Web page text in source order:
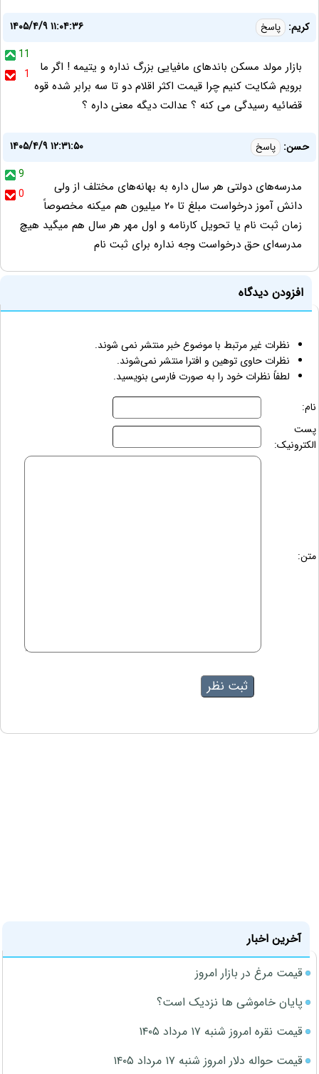
کریم: پاسخ
۱۴۰۵/۴/۹ ۱۱:۰۴:۳۶
11
1
بازار مولد مسکن باندهای مافیایی بزرگ نداره و یتیمه ! اگر ما
برویم شکایت کنیم چرا قیمت اکثر اقلام دو تا سه برابر شده قوه
قضائیه رسیدگی می کنه ؟ عدالت دیگه معنی داره ؟
حسن: پاسخ
۱۴۰۵/۴/۹ ۱۲:۳۱:۵۰
9
0
مدرسه‌های دولتی هر سال داره به بهانه‌های مختلف از ولی
دانش آموز درخواست مبلغ تا ۲۰ میلیون هم میکنه مخصوصاً
زمان ثبت نام یا تحویل کارنامه و اول مهر هر سال هم میگید هیچ
مدرسه‌ای حق درخواست وجه نداره برای ثبت نام
افزودن دیدگاه
نظرات غیر مرتبط با موضوع خبر منتشر نمی شوند.
نظرات حاوی توهین و افترا منتشر نمی‌شوند.
لطفاً نظرات خود را به صورت فارسی بنویسید.
نام:
پست
الکترونیک:
متن:
آخرین اخبار
قیمت مرغ در بازار امروز
پایان خاموشی ها نزدیک است؟
قیمت نقره امروز شنبه ۱۷ مرداد ۱۴۰۵
قیمت حواله دلار امروز شنبه ۱۷ مرداد ۱۴۰۵